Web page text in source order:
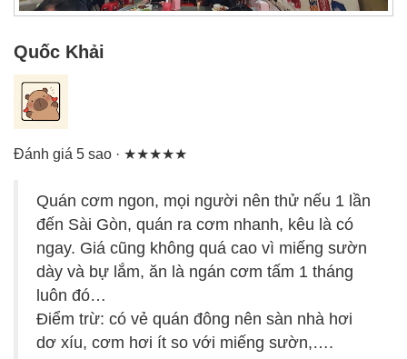
Quốc Khải
Đánh giá 5 sao · ★★★★★
Quán cơm ngon, mọi người nên thử nếu 1 lần
đến Sài Gòn, quán ra cơm nhanh, kêu là có
ngay. Giá cũng không quá cao vì miếng sườn
dày và bự lắm, ăn là ngán cơm tấm 1 tháng
luôn đó…
Điểm trừ: có vẻ quán đông nên sàn nhà hơi
dơ xíu, cơm hơi ít so với miếng sườn,….